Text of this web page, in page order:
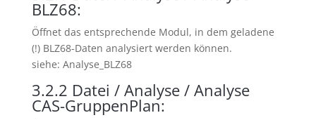
BLZ68:
Öffnet das entsprechende Modul, in dem geladene
(!) BLZ68-Daten analysiert werden können.
siehe: Analyse_BLZ68
3.2.2 Datei / Analyse / Analyse
CAS-GruppenPlan: